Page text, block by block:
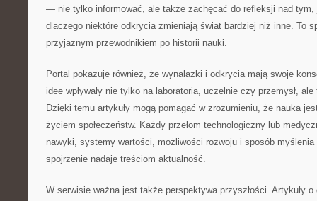
— nie tylko informować, ale także zachęcać do refleksji nad tym,
dlaczego niektóre odkrycia zmieniają świat bardziej niż inne. To
przyjaznym przewodnikiem po historii nauki.
Portal pokazuje również, że wynalazki i odkrycia mają swoje
idee wpływały nie tylko na laboratoria, uczelnie czy przemysł,
Dzięki temu artykuły mogą pomagać w zrozumieniu, że nauka
życiem społeczeństw. Każdy przełom technologiczny lub
nawyki, systemy wartości, możliwości rozwoju i sposób myślenia
spojrzenie nadaje treściom aktualność.
W serwisie ważna jest także perspektywa przyszłości. Artykuły